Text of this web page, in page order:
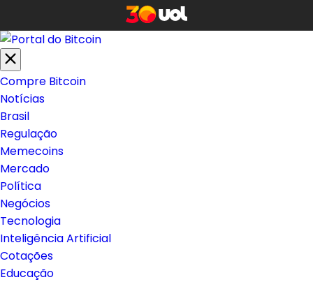
Compre Bitcoin
Notícias
Brasil
Regulação
Memecoins
Mercado
Política
Negócios
Tecnologia
Inteligência Artificial
Cotações
Educação